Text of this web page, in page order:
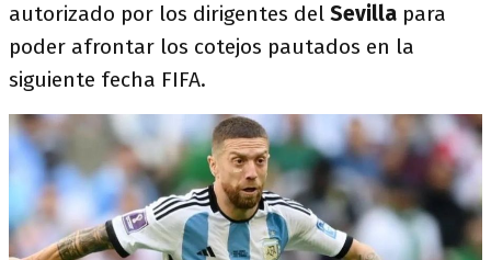
autorizado por los dirigentes del Sevilla para
poder afrontar los cotejos pautados en la
siguiente fecha FIFA.